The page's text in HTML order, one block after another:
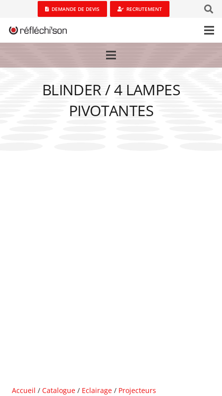
DEMANDE DE DEVIS RECRUTEMENT
BLINDER / 4 LAMPES
PIVOTANTES
Accueil / Catalogue / Eclairage / Projecteurs